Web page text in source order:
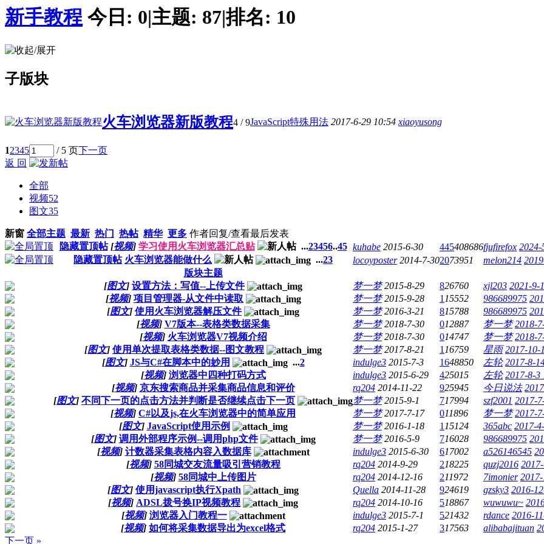
新手教程 今日: 0|主题: 87|排名: 10
子版块
火车浏览器新版教程4 / 9JavaScript特殊用法 2017-6-29 10:54 xiaoyusong
12345 / 5 页下一页
返 回
全部
视频52
图文35
新窗 全部主题 最新 热门 热帖 精华 更多 作者回复/查看最后发表
隐藏置顶帖 [视频] 学习使用火车浏览器汇总贴 ...23456..45 kuhabe 2015-6-30 445408686fjufirefox 2024-
隐藏置顶帖 火车浏览器能做什么 ...23 locoyposter 2014-7-302073951 melon214
版块主题
[图文] 设置方法：写值--上传文件 梦一梦 2015-8-29 826760 xjl203 2021-9-
[视频] 项目管理器-从文件中读取 梦一梦 2015-9-28 1 15552 986689975
[图文] 使用火车浏览器解压文件 梦一梦 2016-3-21 815788 986689975
[视频] V7版本--表格类数据采集 梦一梦 2018-7-30 012887 梦一梦 2018-
[视频] 火车浏览器V7视频介绍 梦一梦 2018-7-30 014747 梦一梦 2018-
[图文] 使用单次提取表格类数据--图文教程 梦一梦 2017-8-21 1 16759 星雨 2017-10-
[图文] JS与C#在脚本中的妙用 ...2 indulge3 2015-7-3 1648850 左轮 2017-8-
[视频] 浏览器中四种打码方式 indulge3 2015-6-29 425015 左轮 2017-8-3
[视频] 京东搜索商品并采集商品信息和评价 rq204 2014-11-22 925945 今日说法
[图文] 不同下一页的点击方法并判断是否继续点击下一页 梦一梦 2015-9-1 717994 szf2001 2017-
[视频] C#以及js,在火车浏览器中的简单应用 梦一梦 2017-7-17 011896 梦一梦 2017-
[图文] JavaScript使用示例 梦一梦 2016-1-18 1 15124 365abc 2017-
[图文] 调用外部程序示例--调用php文件 梦一梦 2016-5-9 716028 986689975
[视频] 计数器采集表格内容入数据库 indulge3 2015-6-30 617002 a526146545
[视频] 58同城交友流量吸引营销教程 rq204 2014-9-29 218225 quzj2016
[视频] 58同城中上传图片 rq204 2014-12-16 211972 7imonier
[图文] 使用javascript执行Xpath Quella 2014-11-28 924619 gzsky3 2016-
[视频] ADSL拨号换IP视频教程 rq204 2014-10-16 518867 wuwuwu~
[视频] 浏览器入门教程一 indulge3 2015-7-1 521432 rdance 2016-
[视频] 如何将采集数据导出为excel格式 rq204 2015-1-27 317563 alibabajituan
下一页 »